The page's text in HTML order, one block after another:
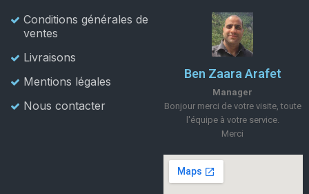
Conditions générales de
ventes
Livraisons
Mentions légales
Nous contacter
Ben Zaara Arafet
Manager
Bonjour merci de votre visite, toute
l'équipe à votre service.
Merci